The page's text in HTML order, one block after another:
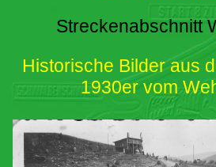
Streckenabschnitt
Historische Bilder aus
1930er vom